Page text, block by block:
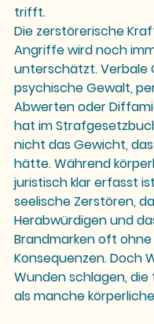
trifft.
Die zerstörerische
Angriffe wird noch
unterschätzt. Verbale
psychische Gewalt,
Abwerten oder
hat im
nicht das Gewicht,
hätte. Während
juristisch klar erfasst
seelische Zerstören,
Herabwürdigen und
Brandmarken oft ohne
Konsequenzen. Doch
Wunden schlagen,
als manche